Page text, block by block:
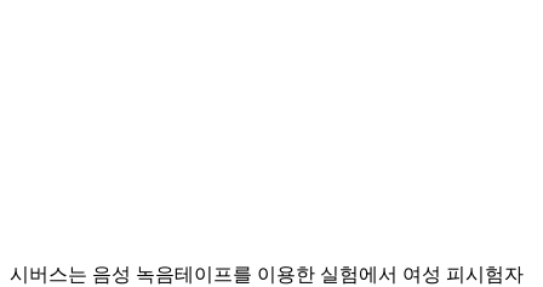
시버스는 음성 녹음테이프를 이용한 실험에서 여성 피시험자